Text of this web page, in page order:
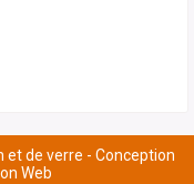
et de verre - Conception
Web